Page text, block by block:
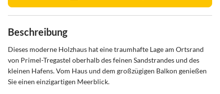
Beschreibung
Dieses moderne Holzhaus hat eine traumhafte Lage am Ortsrand
von Primel-Tregastel oberhalb des feinen Sandstrandes und des
kleinen Hafens. Vom Haus und dem großzügigen Balkon genießen
Sie einen einzigartigen Meerblick.